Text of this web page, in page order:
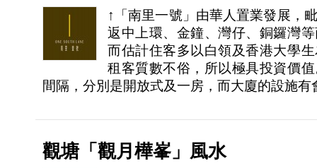
↑「南里一號」由華人置業發展，
返中上環、金鐘、灣仔、銅鑼灣
而估計住客多以白領及香港大學
租客質數不俗，所以極具投資價
間隔，分別是開放式及一房，而大廈的設施有
觀塘「觀月樺峯」風水